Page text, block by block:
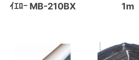
ｲｴﾛｰ MB-210BX
1m